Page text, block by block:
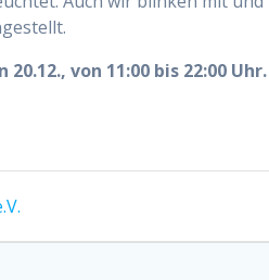
von 11:00 bis 22:00 Uhr.